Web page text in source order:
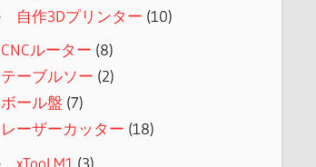
自作3Dプリンター (10)
CNCルーター (8)
テーブルソー (2)
ボール盤 (7)
レーザーカッター (18)
xTool M1 (3)